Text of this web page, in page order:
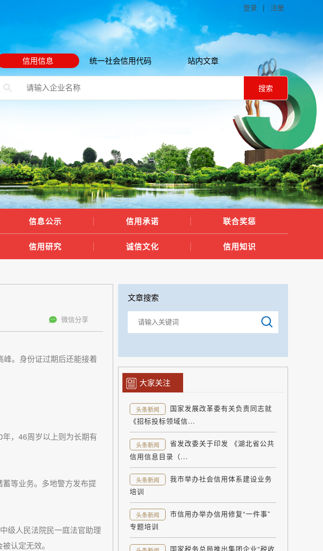
登录 | 注册
信用信息 统一社会信用代码 站内文章
搜索
信息公示 信用承诺 联合奖惩
信用研究 诚信文化 信用知识
微信分享
。身份证过期后还能接着
，46周岁以上则为长期有
等业务。多地警方发布提
级人民法院民一庭法官助理
认定无效。
文章搜索
大家关注
头条新闻
国家发展改革委有关负责同志就
《招标投标领域信...
头条新闻
省发改委关于印发 《湖北省公共
信用信息目录（...
头条新闻
我市举办社会信用体系建设业务
培训
头条新闻
市信用办举办信用修复“一件事”
专题培训
国家税务总局推出集团企业“税收